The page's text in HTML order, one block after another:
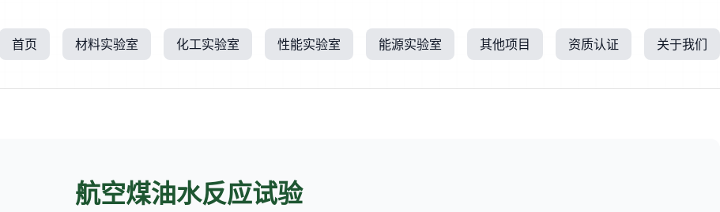
首页 材料实验室 化工实验室 性能实验室 能源实验室 其他项目 资质认证 关于我们
航空煤油水反应试验